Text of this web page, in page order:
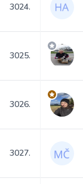
3024.
3025.
3026.
3027.